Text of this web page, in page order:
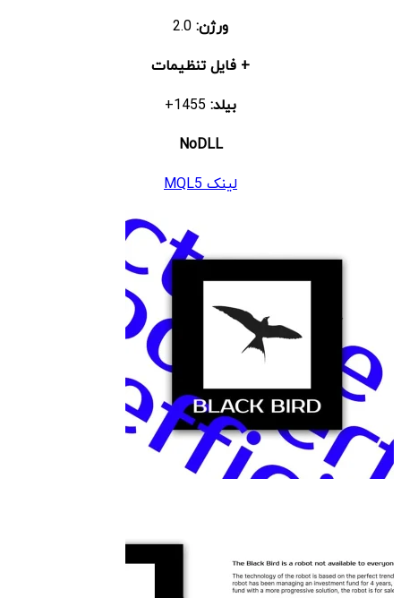
ورژن:
+ فایل تنظیمات
بیلد:
NoDLL
لینک MQL5